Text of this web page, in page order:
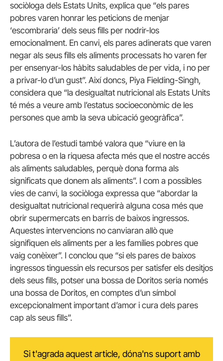
sociòloga dels Estats Units, explica que “els pares
pobres varen honrar les peticions de menjar
‘escombraria’ dels seus fills per nodrir-los
emocionalment. En canvi, els pares adinerats que varen
negar als seus fills els aliments processats ho varen fer
per ensenyar-los hàbits saludables de per vida, i no per
a privar-lo d’un gust”. Així doncs, Piya Fielding-Singh,
considera que “la desigualtat nutricional als Estats Units
té més a veure amb l’estatus socioeconòmic de les
persones que amb la seva ubicació geogràfica”.
L’autora de l’estudi també valora que “viure en la
pobresa o en la riquesa afecta més que el nostre accés
als aliments saludables, perquè dona forma als
significats que donem als aliments”. I com a possibles
vies de canvi, la sociòloga expressa que “abordar la
desigualtat nutricional requerirà alguna cosa més que
obrir supermercats en barris de baixos ingressos.
Aquestes intervencions no canviaran allò que
signifiquen els aliments per a les famílies pobres que
vaig conèixer”. I conclou que “si els pares de baixos
ingressos tinguessin els recursos per satisfer els desitjos
dels seus fills, potser una bossa de Doritos seria només
una bossa de Doritos, en comptes d’un símbol
excepcionalment important d’amor i cura dels pares
cap als seus fills”.
Si t'agrada aquest article, dóna'ns suport amb